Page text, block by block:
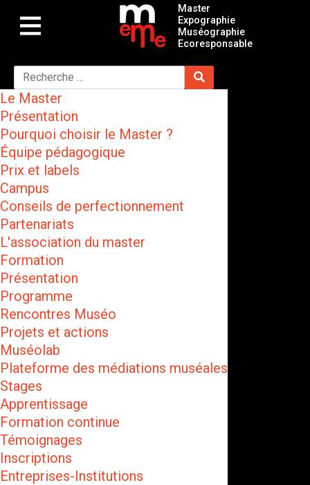
Master
Expographie
Muséographie
Ecoresponsable
Le Master
Présentation
Pourquoi choisir le Master ?
Équipe pédagogique
Prix et labels
Campus
Conseils de perfectionnement
Partenariats
L'association du master
Formation
Présentation
Programme
Rencontres Muséo
Projets et actions
Muséolab
Plateforme des médiations muséales
Stages
Apprentissage
Formation continue
Témoignages
Inscriptions
Entreprises-Institutions